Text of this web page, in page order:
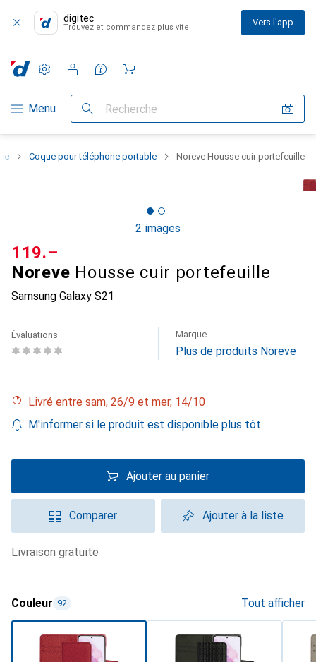
digitec
Trouvez et commandez plus vite Vers l'app
Navigation par catégorie
Menu Recherche
Paramètres
Compte client
Listes de comparaison
Listes d'envies
Panier
Coque pour téléphone portable Noreve Housse cuir portefeuille
2 images
Noreve Housse cuir portefeuille
Samsung Galaxy S21
CHF
119.–
Évaluations Marque
Plus de produits Noreve
Livré entre sam, 26/9 et mer, 14/10
M'informer si le produit est disponible plus tôt
Ajouter au panier
Comparer Ajouter à la liste
livraison gratuite
Couleur 92 Tout afficher